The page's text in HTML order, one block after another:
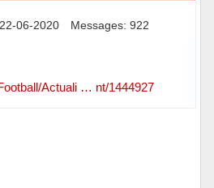
06-2020 Messages: 922
Actuali … nt/1444927